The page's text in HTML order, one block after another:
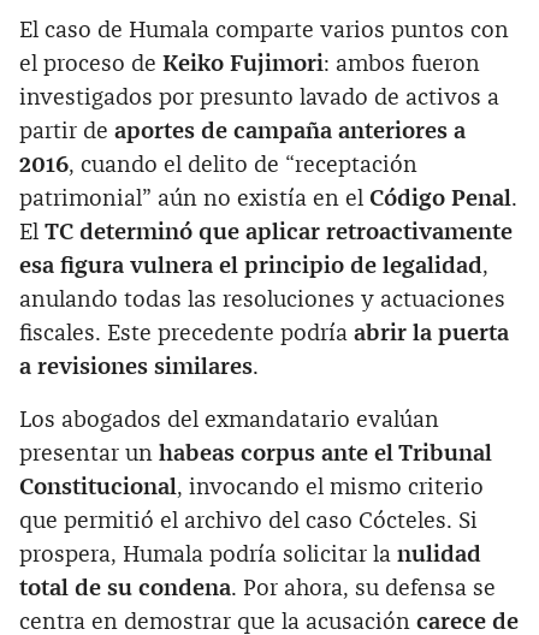
El caso de Humala comparte varios puntos con
el proceso de Keiko Fujimori: ambos fueron
investigados por presunto lavado de activos a
partir de aportes de campaña anteriores a
2016, cuando el delito de “receptación
patrimonial” aún no existía en el Código Penal .
El TC determinó que aplicar retroactivamente
esa figura vulnera el principio de legalidad,
anulando todas las resoluciones y actuaciones
fiscales. Este precedente podría abrir la puerta
a revisiones similares.
Los abogados del exmandatario evalúan
presentar un habeas corpus ante el Tribunal
Constitucional , invocando el mismo criterio
que permitió el archivo del caso Cócteles. Si
prospera, Humala podría solicitar la nulidad
total de su condena. Por ahora, su defensa se
centra en demostrar que la acusación carece de